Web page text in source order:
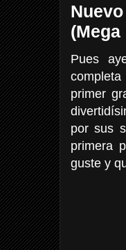
Pues
primer
por sus
primera
guste y